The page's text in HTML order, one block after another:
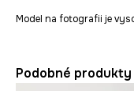
Model na fotografii je
Podobné produkty